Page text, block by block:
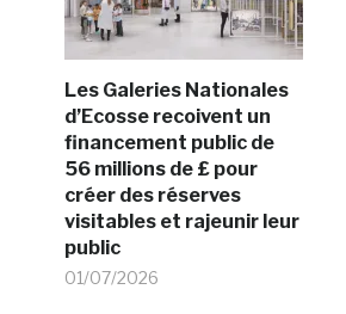
Les Galeries Nationales
d’Ecosse recoivent un
financement public de
56 millions de £ pour
créer des réserves
visitables et rajeunir leur
public
01/07/2026